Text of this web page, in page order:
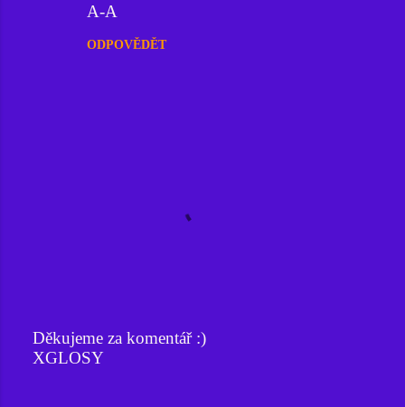
A-A
ODPOVĚDĚT
O
Děkujeme za komentář :)
XGLOSY